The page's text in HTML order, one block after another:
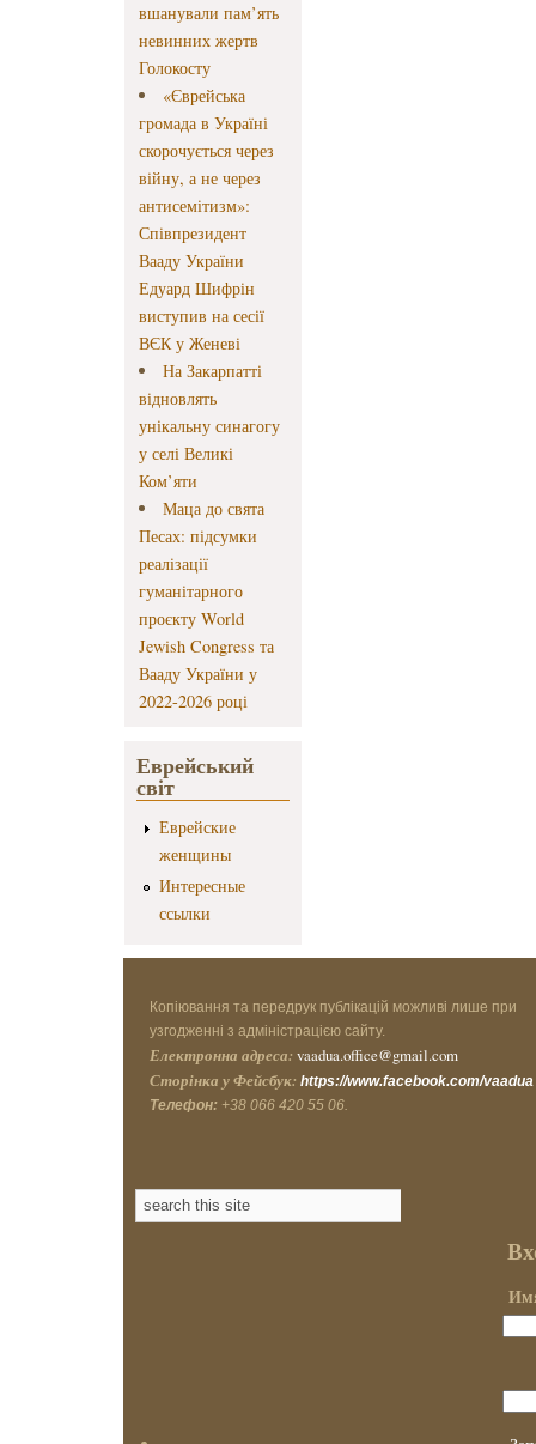
вшанували пам’ять
невинних жертв
Голокосту
«Єврейська
громада в Україні
скорочується через
війну, а не через
антисемітизм»:
Співпрезидент
Вааду України
Едуард Шифрін
виступив на сесії
ВЄК у Женеві
На Закарпатті
відновлять
унікальну синагогу
у селі Великі
Ком’яти
Маца до свята
Песах: підсумки
реалізації
гуманітарного
проєкту World
Jewish Congress та
Вааду України у
2022-2026 році
Еврейський
світ
Еврейские
женщины
Интересные
ссылки
Копіювання та передрук публікацій можливі лише при
узгодженні з адміністрацією сайту.
Електронна адреса: vaadua.office@gmail.com
Сторінка у Фейсбук: https://www.facebook.com/vaadua
Телефон: +38 066 420 55 06.